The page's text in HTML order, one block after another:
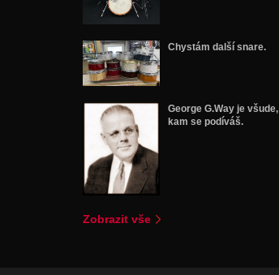
Chystám další snare.
George G.Way je všude,
kam se podíváš.
Zobrazit vše